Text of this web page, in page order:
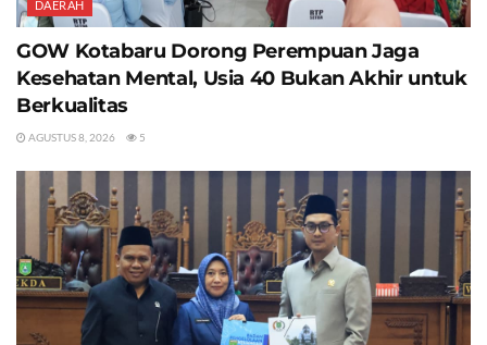
DAERAH
GOW Kotabaru Dorong Perempuan Jaga
Kesehatan Mental, Usia 40 Bukan Akhir untuk
Berkualitas
AGUSTUS 8, 2026 5